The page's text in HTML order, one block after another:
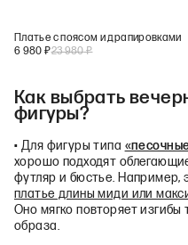
Платье с поясом и драпировками
6 980 ₽23 980₽
Как выбрать
фигуры?
• Для фигуры типа
хорошо подходят
футляр и бюстье. Например,
платье длины миди или
Оно мягко повторяет изгибы
образа.